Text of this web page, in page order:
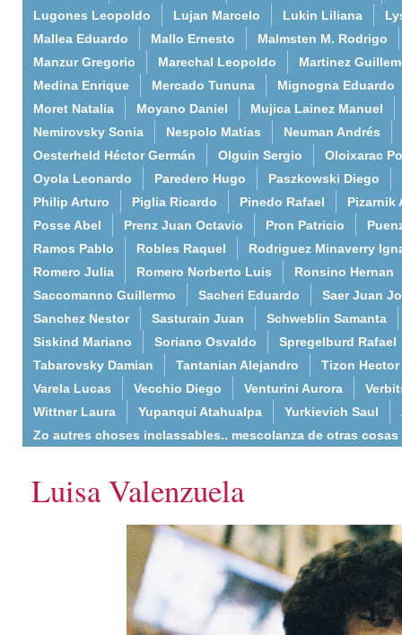
Lugones Leopoldo
Lujan Marcelo Lukin Liliana
Mallea Eduardo
Mallo Ernesto
Malmsten M. Rodrigo
Manzur Gregorio
Marechal Leopoldo
Martinez
Medina Enrique
Mercado Tununa
Mignogna Eduardo
Moret Natalia
Moyano Daniel
Mujica Lainez Manuel
Nemirovsky Sonia
Nespolo Matias
Neuman Andrés
Oesterheld Héctor Germán
Olguin Sergio
Oloixarac
Oyola Leonardo
Paredero Hugo
Paszkowski Diego
Philip Arturo
Piglia Ricardo Pinedo Rafael
Pizarnik
Posse Abel
Prenz Juan Octavio Pron Patricio
Ramos Pablo
Robles Raquel
Rodriguez Minaverry
Romero Julia
Romero Norberto Luis
Ronsino Hernan
Saccomanno Guillermo
Sacheri Eduardo
Saer Juan
Sanchez Nestor
Sasturain Juan
Schweblin Samanta
Siskind Mariano
Soriano Osvaldo
Spregelburd Rafael
Tabarovsky Damian
Tantanian Alejandro
Tizon Hector
Varela Lucas
Vecchio Diego Venturini Aurora
Wittner Laura
Yupanqui Atahualpa Yurkievich Saul
Zo autres choses inclassables.. mescolanza de otras cosas
Luisa Valenzuela